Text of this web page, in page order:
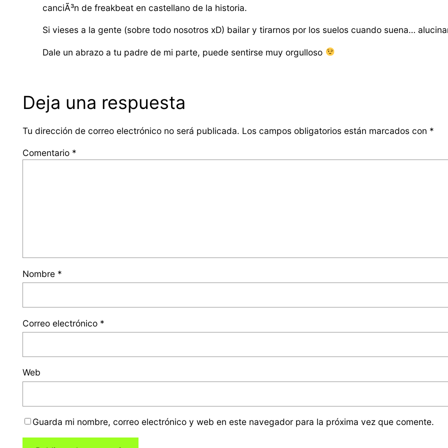
canciÃ³n de freakbeat en castellano de la historia.
Si vieses a la gente (sobre todo nosotros xD) bailar y tirarnos por los suelos cuando suena…
Dale un abrazo a tu padre de mi parte, puede sentirse muy orgulloso
Deja una respuesta
Tu dirección de correo electrónico no será publicada. Los campos obligatorios están marcados con *
Comentario *
Nombre *
Correo electrónico *
Web
Guarda mi nombre, correo electrónico y web en este navegador para la próxima vez que comente.